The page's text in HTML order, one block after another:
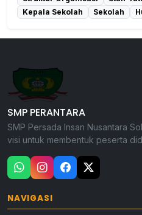
Kepala Sekolah
Sekolah
SMP PERANTARA
SMP Persada Insan Nusantara
visi untuk membentuk peserta
NAVIGASI